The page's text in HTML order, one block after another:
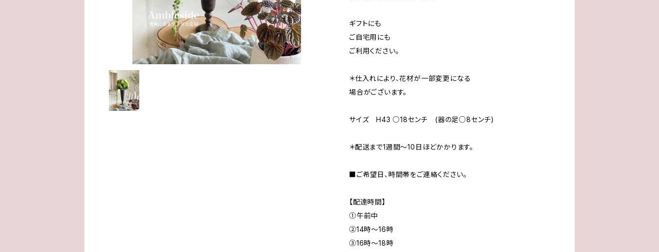
ギフトにも
ご自宅用にも
ご利用ください。
＊仕入れにより、花材が一部変更になる
場合がございます。
サイズ H43 ○18センチ (器の足○8センチ)
＊配送まで1週間〜10日ほどかかります。
■ご希望日、時間帯をご連絡ください。
【配達時間】
①午前中
②14時〜16時
③16時〜18時